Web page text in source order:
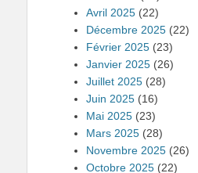
Avril 2025 (22)
Décembre 2025 (22)
Février 2025 (23)
Janvier 2025 (26)
Juillet 2025 (28)
Juin 2025 (16)
Mai 2025 (23)
Mars 2025 (28)
Novembre 2025 (26)
Octobre 2025 (22)